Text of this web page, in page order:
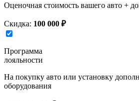
Оценочная стоимость вашего авто +
Скидка: 100 000 ₽
Программа
лояльности
На покупку авто или установку
оборудования